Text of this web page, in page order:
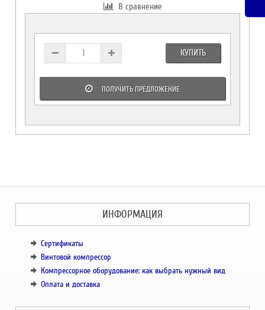
В сравнение
КУПИТЬ
ПОЛУЧИТЬ ПРЕДЛОЖЕНИЕ
ИНФОРМАЦИЯ
Сертификаты
Винтовой компрессор
Компрессорное оборудование: как выбрать нужный вид
Оплата и доставка